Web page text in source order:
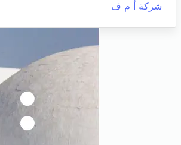
شركة أ م ف